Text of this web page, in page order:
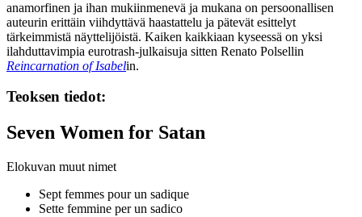
anamorfinen ja ihan mukiinmenevä ja mukana on persoonallisen
auteurin erittäin viihdyttävä haastattelu ja pätevät esittelyt
tärkeimmistä näyttelijöistä. Kaiken kaikkiaan kyseessä on yksi
ilahduttavimpia eurotrash-julkaisuja sitten Renato Polsellin
Reincarnation of Isabelin.
Teoksen tiedot:
Seven Women for Satan
Elokuvan muut nimet
Sept femmes pour un sadique
Sette femmine per un sadico